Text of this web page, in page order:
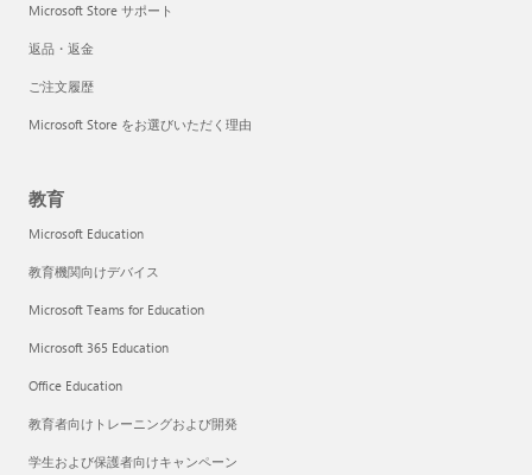
Microsoft Store サポート
返品・返金
ご注文履歴
Microsoft Store をお選びいただく理由
教育
Microsoft Education
教育機関向けデバイス
Microsoft Teams for Education
Microsoft 365 Education
Office Education
教育者向けトレーニングおよび開発
学生および保護者向けキャンペーン